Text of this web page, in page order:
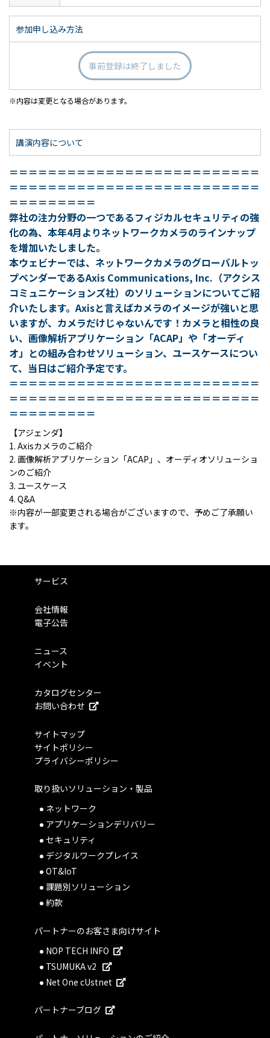
参加申し込み方法
事前登録は終了しました
内容は変更となる場合があります。
講演内容について
＝＝＝＝＝＝＝＝＝＝＝＝＝＝＝＝＝＝＝＝＝＝＝＝＝＝
＝＝＝＝＝＝＝＝＝＝＝＝＝＝＝＝＝＝＝＝＝＝＝＝＝＝
＝＝＝＝＝＝＝＝＝
弊社の注力分野の一つであるフィジカルセキュリティの強
化の為、本年4月よりネットワークカメラのラインナップ
を増加いたしました。
本ウェビナーでは、ネットワークカメラのグローバルトッ
プベンダーであるAxis Communications, Inc.（アクシス
コミュニケーションズ社）のソリューションについてご紹
介いたします。Axisと言えばカメラのイメージが強いと思
いますが、カメラだけじゃないんです！カメラと相性の良
い、画像解析アプリケーション「ACAP」や「オーディ
オ」との組み合わせソリューション、ユースケースについ
て、当日はご紹介予定です。
＝＝＝＝＝＝＝＝＝＝＝＝＝＝＝＝＝＝＝＝＝＝＝＝＝＝
＝＝＝＝＝＝＝＝＝＝＝＝＝＝＝＝＝＝＝＝＝＝＝＝＝＝
＝＝＝＝＝＝＝＝＝
【アジェンダ】
1. Axisカメラのご紹介
2. 画像解析アプリケーション「ACAP」、オーディオソリューショ
ンのご紹介
3. ユースケース
4. Q&A
※内容が一部変更される場合がございますので、予めご了承願い
ます。
サービス
会社情報
電子公告
ニュース
イベント
カタログセンター
お問い合わせ
サイトマップ
サイトポリシー
プライバシーポリシー
取り扱いソリューション・製品
ネットワーク
アプリケーションデリバリー
セキュリティ
デジタルワークプレイス
OT&IoT
課題別ソリューション
約款
パートナーのお客さま向けサイト
NOP TECH INFO
TSUMUKA v2
Net One cUstnet
パートナーブログ